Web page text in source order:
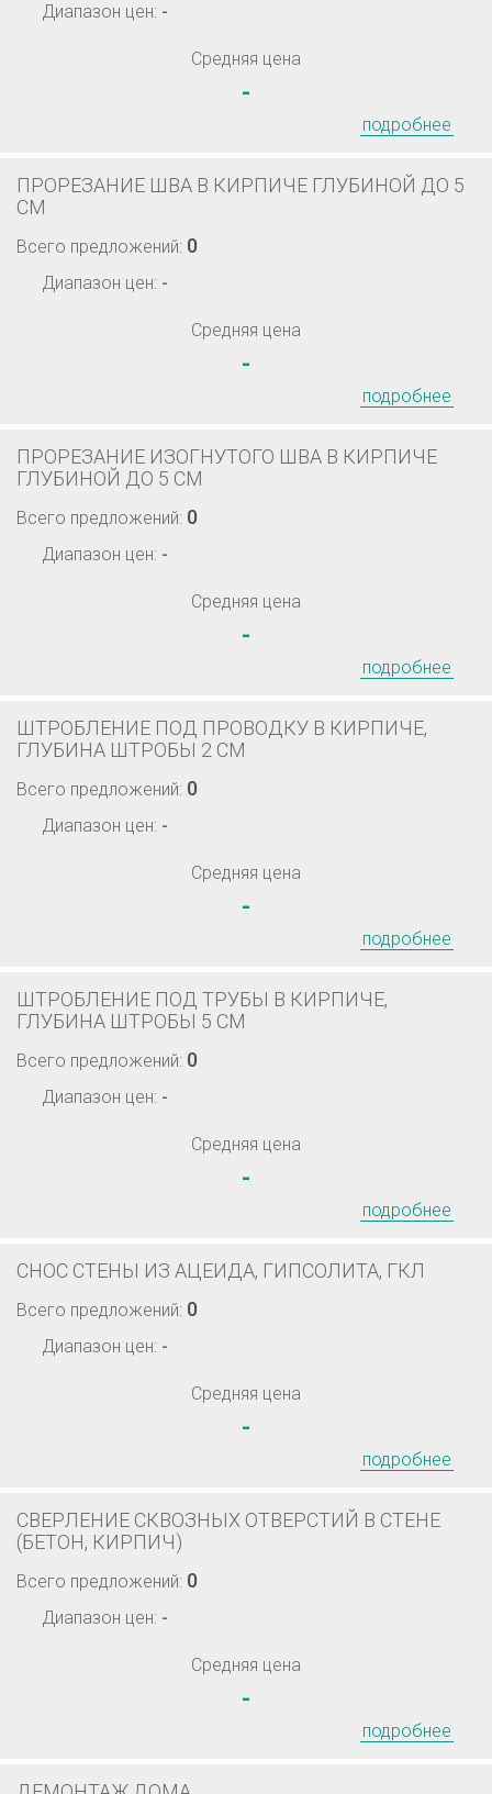
Диапазон цен: -
Средняя цена
-
подробнее
ПРОРЕЗАНИЕ ШВА В КИРПИЧЕ ГЛУБИНОЙ ДО 5
СМ
Всего предложений: 0
Диапазон цен: -
Средняя цена
-
подробнее
ПРОРЕЗАНИЕ ИЗОГНУТОГО ШВА В КИРПИЧЕ
ГЛУБИНОЙ ДО 5 СМ
Всего предложений: 0
Диапазон цен: -
Средняя цена
-
подробнее
ШТРОБЛЕНИЕ ПОД ПРОВОДКУ В КИРПИЧЕ,
ГЛУБИНА ШТРОБЫ 2 СМ
Всего предложений: 0
Диапазон цен: -
Средняя цена
-
подробнее
ШТРОБЛЕНИЕ ПОД ТРУБЫ В КИРПИЧЕ,
ГЛУБИНА ШТРОБЫ 5 СМ
Всего предложений: 0
Диапазон цен: -
Средняя цена
-
подробнее
СНОС СТЕНЫ ИЗ АЦЕИДА, ГИПСОЛИТА, ГКЛ
Всего предложений: 0
Диапазон цен: -
Средняя цена
-
подробнее
СВЕРЛЕНИЕ СКВОЗНЫХ ОТВЕРСТИЙ В СТЕНЕ
(БЕТОН, КИРПИЧ)
Всего предложений: 0
Диапазон цен: -
Средняя цена
-
подробнее